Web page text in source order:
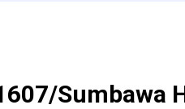
Sumbawa